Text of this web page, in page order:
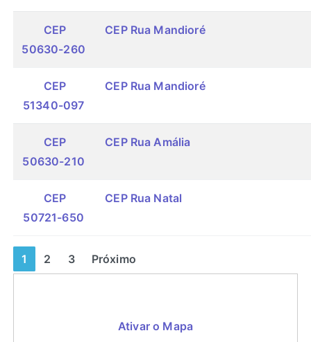
CEP
50630-260
CEP Rua Mandioré
CEP
51340-097
CEP Rua Mandioré
CEP
50630-210
CEP Rua Amália
CEP
50721-650
CEP Rua Natal
1 2 3 Próximo
Ativar o Mapa